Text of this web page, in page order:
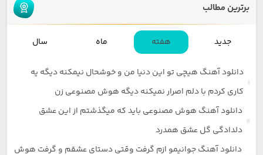
برترین مطالب
جدید هفته ماه سال
دانلود آهنگ هیچی تو این دنیا من و خوشحال نیمکنه دیگه یه
کاری کردم با دلم اصرار نمیکنه دیگه هوش مصنوعی زن
دانلود آهنگ هوش مصنوعی باید که میگذشتم از این عشق
دلدادگی گل عشق همدرد
دانلود آهنگ جوانیمو ازم گرفت وقتی دستای عشقم و گرفت هوش